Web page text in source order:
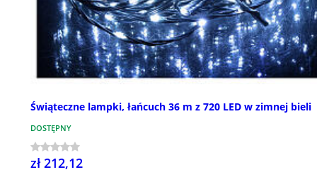
Świąteczne lampki, łańcuch 36 m z 720 LED w zimnej bieli
DOSTĘPNY
zł 212,12